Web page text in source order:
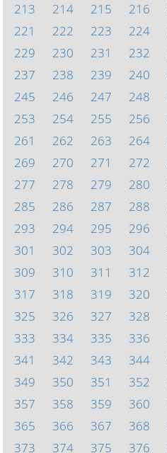
213
214 215 216
221
222 223 224
229
230 231 232
237
238 239 240
245
246 247 248
253
254 255 256
261
262 263 264
269
270 271 272
277
278 279 280
285
286 287 288
293
294 295 296
301
302 303 304
309
310 311 312
317
318 319 320
325
326 327 328
333
334 335 336
341
342 343 344
349
350 351 352
357
358 359 360
365
366 367 368
373
374 375 376